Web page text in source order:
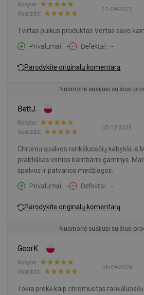
11-09-2022
Kokybė:
Išvaizda:
Tvirtas puikus produktas Vertas savo
Privalumai
- Defektai -
Parodykite originalų komentarą
Nuomonė susijusi su šiuo
BettJ
05-12-2021
Kokybė:
Išvaizda:
Chromu spalvos rankšluosčių kabykla iš
praktiškas vonios kambario gaminys.
spalvos ir patvarios medžiagos.
Privalumai
- Defektai -
Parodykite originalų komentarą
Nuomonė susijusi su šiuo
GeorK
06-09-2020
Kokybė:
Išvaizda:
Tokia prekė kaip chromuotas